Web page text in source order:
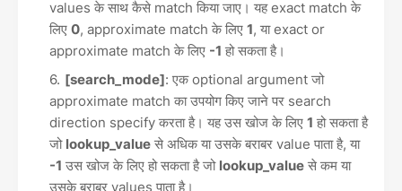
values के साथ कैसे match किया जाए। यह exact match के
लिए 0, approximate match के लिए 1, या exact or
approximate match के लिए -1 हो सकता है।
[search_mode]: एक optional argument जो
approximate match का उपयोग किए जाने पर search
direction specify करता है। यह उस खोज के लिए 1 हो सकता है
जो lookup_value से अधिक या उसके बराबर value पाता है, या
-1 उस खोज के लिए हो सकता है जो lookup_value से कम या
उसके बराबर values पाता है।